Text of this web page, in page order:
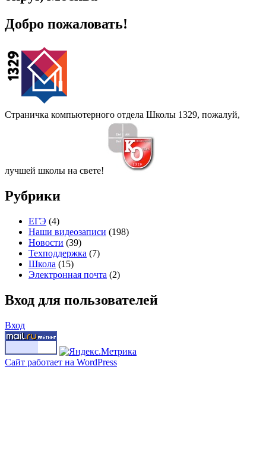
Добро пожаловать!
Страничка компьютерного отдела Школы 1329, пожалуй,
лучшей школы на свете!
Рубрики
ЕГЭ (4)
Наши видеозаписи (198)
Новости (39)
Техподдержка (7)
Школа (15)
Электронная почта (2)
Вход для пользователей
Вход
Сайт работает на WordPress